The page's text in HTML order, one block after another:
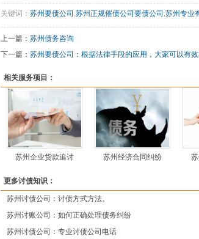
关键词： 苏州要债公司 ,苏州正规催债公司要债公司 ,苏州专业
上一篇： 苏州债务咨询
下一篇： 苏州要债公司：根据法律手段的应用，大家可以有
相关服务项目：
苏州企业货款追讨 苏州经济合同纠纷
更多讨债知识：
苏州讨债公司：讨债方式方法。
苏州讨账公司：如何正确处理债务纠纷
苏州讨债公司：专业讨债公司电话